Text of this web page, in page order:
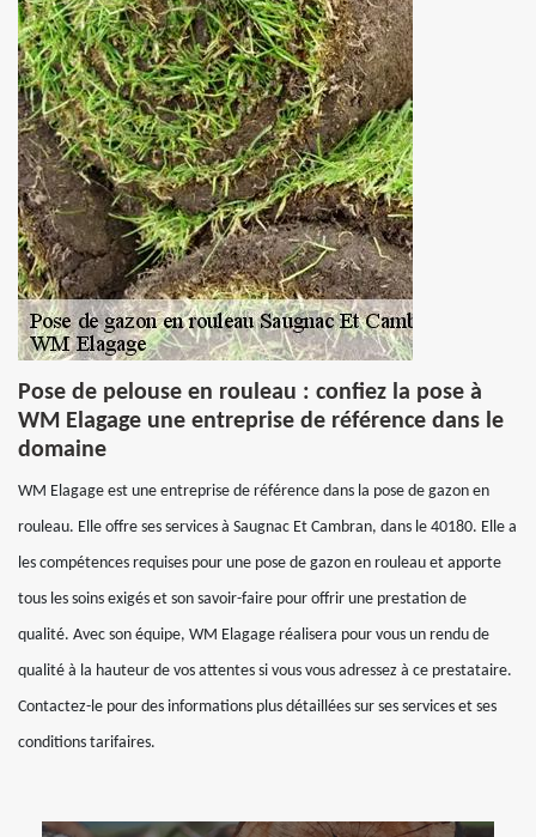
Pose de pelouse en rouleau : confiez la pose à
WM Elagage une entreprise de référence dans le
domaine
WM Elagage est une entreprise de référence dans la pose de gazon en
rouleau. Elle offre ses services à Saugnac Et Cambran, dans le 40180. Elle a
les compétences requises pour une pose de gazon en rouleau et apporte
tous les soins exigés et son savoir-faire pour offrir une prestation de
qualité. Avec son équipe, WM Elagage réalisera pour vous un rendu de
qualité à la hauteur de vos attentes si vous vous adressez à ce prestataire.
Contactez-le pour des informations plus détaillées sur ses services et ses
conditions tarifaires.